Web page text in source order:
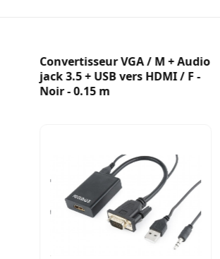
Convertisseur VGA / M + Audio
jack 3.5 + USB vers HDMI / F -
Noir - 0.15 m